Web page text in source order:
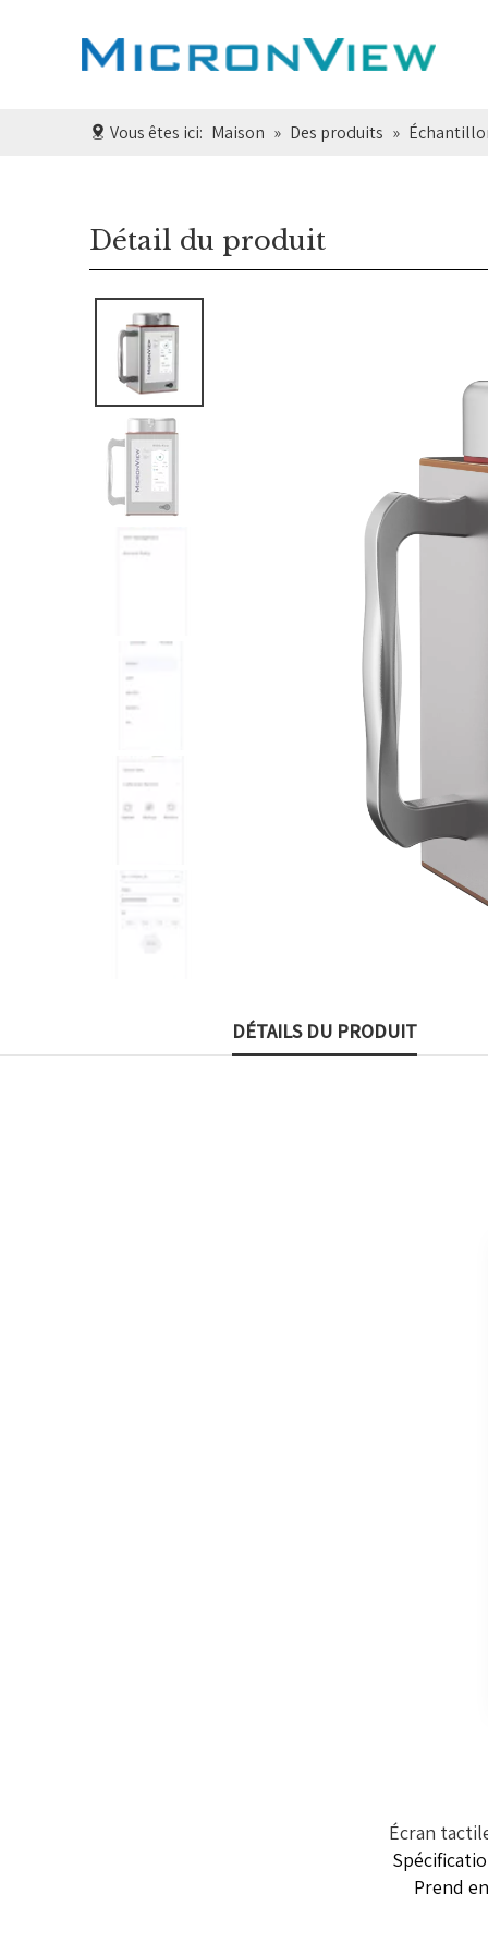
Vous êtes ici: Maison » Des produits »
Détail du produit
DÉTAILS DU PRODUIT
Écran
Prend